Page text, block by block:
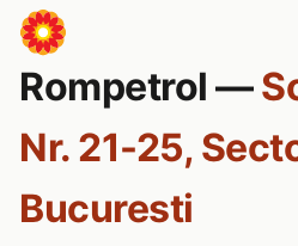
Rompetrol —
Nr. 21-25,
Bucuresti